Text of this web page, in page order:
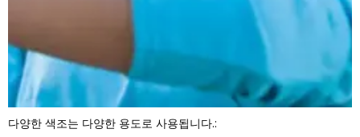
다양한 색조는 다양한 용도로 사용됩니다.: